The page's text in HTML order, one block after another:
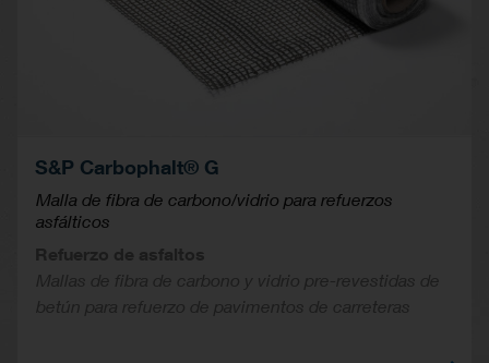
S&P Carbophalt® G
Malla de fibra de carbono/vidrio para refuerzos
asfálticos
Refuerzo de asfaltos
Mallas de fibra de carbono y vidrio pre-revestidas de
betún para refuerzo de pavimentos de carreteras